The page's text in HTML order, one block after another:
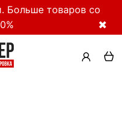
Больше товаров со
✖